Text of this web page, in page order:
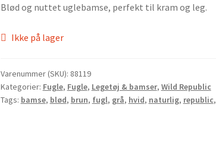
Blød og nuttet uglebamse, perfekt til kram og leg.
Ikke på lager
Varenummer (SKU): 88119
Kategorier: Fugle, Fugle, Legetøj & bamser, Wild Republic
Tags: bamse, blød, brun, fugl, grå, hvid, naturlig, republic,